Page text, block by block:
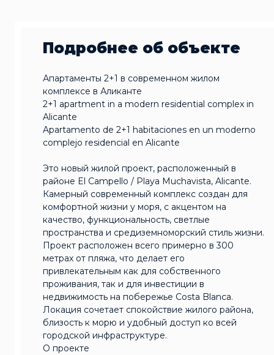
Подробнее об объекте
Апартаменты 2+1 в современном жилом
комплексе в Аликанте
2+1 apartment in a modern residential complex in
Alicante
Apartamento de 2+1 habitaciones en un moderno
complejo residencial en Alicante
Это новый жилой проект, расположенный в
районе El Campello / Playa Muchavista, Alicante.
Камерный современный комплекс создан для
комфортной жизни у моря, с акцентом на
качество, функциональность, светлые
пространства и средиземноморский стиль жизни.
Проект расположен всего примерно в 300
метрах от пляжа, что делает его
привлекательным как для собственного
проживания, так и для инвестиции в
недвижимость на побережье Costa Blanca.
Локация сочетает спокойствие жилого района,
близость к морю и удобный доступ ко всей
городской инфраструктуре.
О проекте